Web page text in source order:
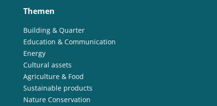
Themen
Building & Quarter
Education & Communication
Energy
Cultural assets
Agriculture & Food
Sustainable products
Nature Conservation